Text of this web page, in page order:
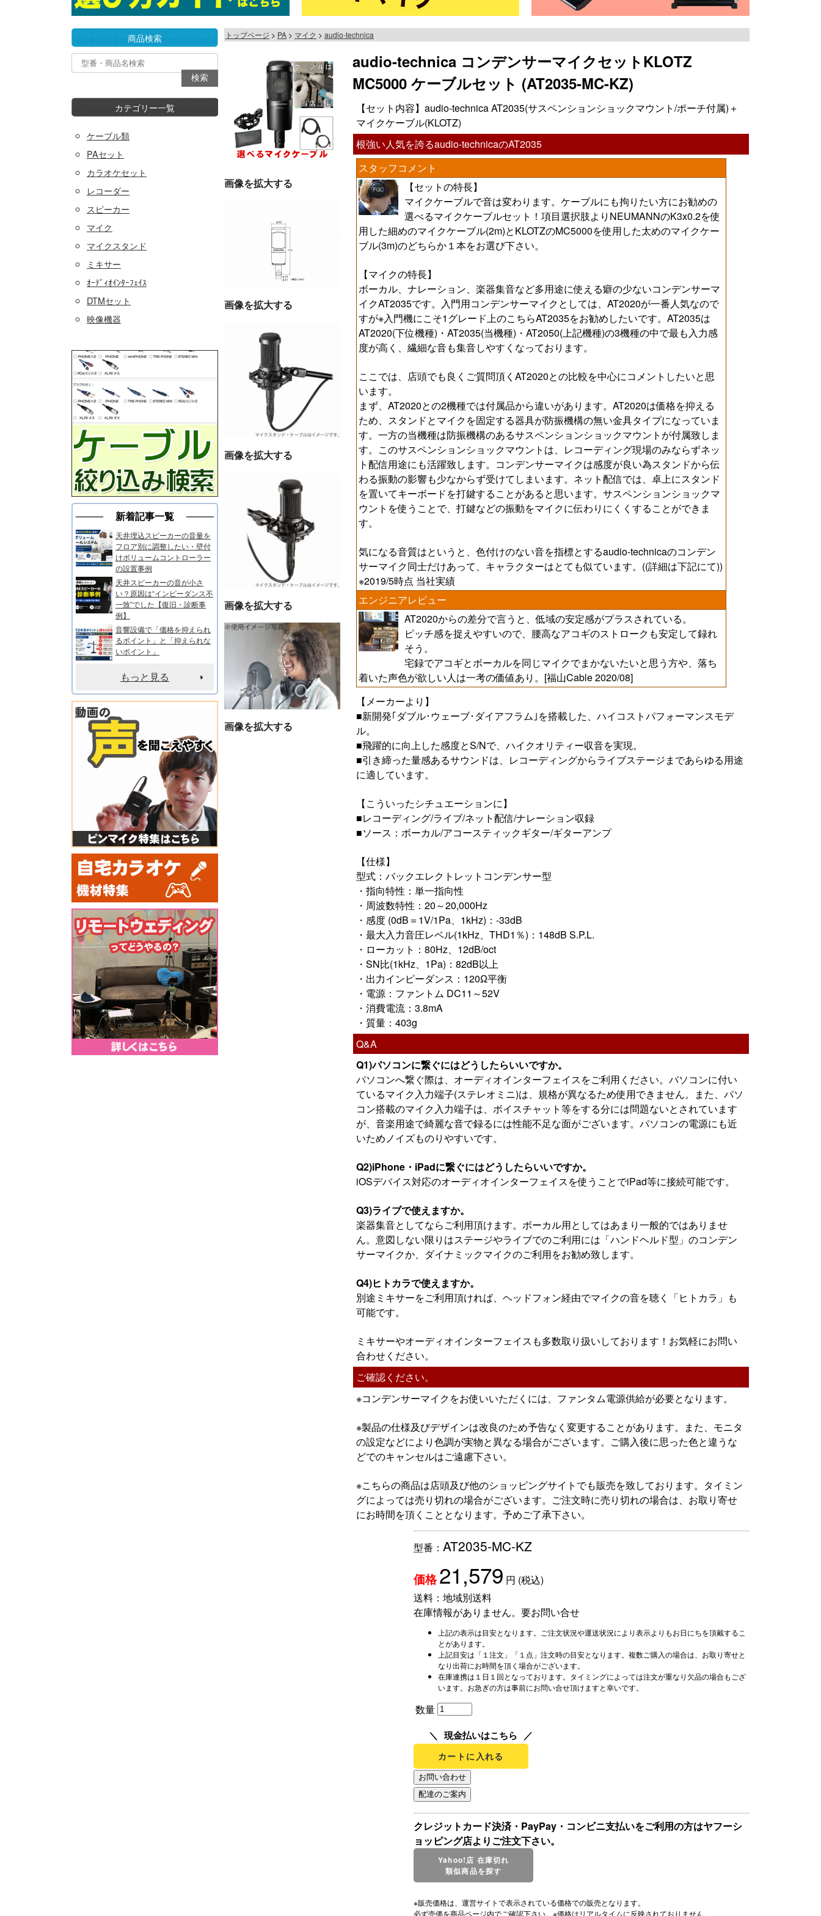
トップページ PA マイク audio-technica
画像を拡大する
画像を拡大する
画像を拡大する
画像を拡大する
画像を拡大する
audio-technica コンデンサーマイクセットKLOTZ
MC5000 ケーブルセット (AT2035-MC-KZ)
【セット内容】audio-technica AT2035(サスペンションショックマウント/ポーチ付属)＋
マイクケーブル(KLOTZ)
根強い人気を誇るaudio-technicaのAT2035
スタッフコメント
【セットの特長】
マイクケーブルで音は変わります。ケーブルにも拘りたい方にお勧めの
選べるマイクケーブルセット！項目選択肢よりNEUMANNのK3x0.2を使
用した細めのマイクケーブル(2m)とKLOTZのMC5000を使用した太めのマイクケー
ブル(3m)のどちらか１本をお選び下さい。
【マイクの特長】
ボーカル、ナレーション、楽器集音など多用途に使える癖の少ないコンデンサーマ
イクAT2035です。入門用コンデンサーマイクとしては、AT2020が一番人気なので
すが※入門機にこそ1グレード上のこちらAT2035をお勧めしたいです。AT2035は
AT2020(下位機種)・AT2035(当機種)・AT2050(上記機種)の3機種の中で最も入力感
度が高く、繊細な音も集音しやすくなっております。
ここでは、店頭でも良くご質問頂くAT2020との比較を中心にコメントしたいと思
います。
まず、AT2020との2機種では付属品から違いがあります。AT2020は価格を抑える
ため、スタンドとマイクを固定する器具が防振機構の無い金具タイプになっていま
す。一方の当機種は防振機構のあるサスペンションショックマウントが付属致しま
す。このサスペンションショックマウントは、レコーディング現場のみならずネッ
ト配信用途にも活躍致します。コンデンサーマイクは感度が良い為スタンドから伝
わる振動の影響も少なからず受けてしまいます。ネット配信では、卓上にスタンド
を置いてキーボードを打鍵することがあると思います。サスペンションショックマ
ウントを使うことで、打鍵などの振動をマイクに伝わりにくくすることができま
す。
気になる音質はというと、色付けのない音を指標とするaudio-technicaのコンデン
サーマイク同士だけあって、キャラクターはとても似ています。((詳細は下記にて))
※2019/5時点 当社実績
エンジニアレビュー
AT2020からの差分で言うと、低域の安定感がプラスされている。
ピッチ感を捉えやすいので、腰高なアコギのストロークも安定して録れ
そう。
宅録でアコギとボーカルを同じマイクでまかないたいと思う方や、落ち
着いた声色が欲しい人は一考の価値あり。[福山Cable 2020/08]
【メーカーより】
■新開発｢ダブル･ウェーブ･ダイアフラム｣を搭載した、ハイコストパフォーマンスモデ
ル。
■飛躍的に向上した感度とS/Nで、ハイクオリティー収音を実現。
■引き締った量感あるサウンドは、レコーディングからライブステージまであらゆる用途
に適しています。
【こういったシチュエーションに】
■レコーディング/ライブ/ネット配信/ナレーション収録
■ソース：ボーカル/アコースティックギター/ギターアンプ
【仕様】
型式：バックエレクトレットコンデンサー型
・指向特性：単一指向性
・周波数特性：20～20,000Hz
・感度 (0dB＝1V/1Pa、1kHz)：-33dB
・最大入力音圧レベル(1kHz、THD1％)：148dB S.P.L.
・ローカット：80Hz、12dB/oct
・SN比(1kHz、1Pa)：82dB以上
・出力インピーダンス：120Ω平衡
・電源：ファントム DC11～52V
・消費電流：3.8mA
・質量：403g
Q&A
Q1)パソコンに繋ぐにはどうしたらいいですか。
パソコンへ繋ぐ際は、オーディオインターフェイスをご利用ください。パソコンに付い
ているマイク入力端子(ステレオミニ)は、規格が異なるため使用できません。また、パソ
コン搭載のマイク入力端子は、ボイスチャット等をする分には問題ないとされています
が、音楽用途で綺麗な音で録るには性能不足な面がございます。パソコンの電源にも近
いためノイズものりやすいです。
Q2)iPhone・iPadに繋ぐにはどうしたらいいですか。
iOSデバイス対応のオーディオインターフェイスを使うことでiPad等に接続可能です。
Q3)ライブで使えますか。
楽器集音としてならご利用頂けます。ボーカル用としてはあまり一般的ではありませ
ん。意図しない限りはステージやライブでのご利用には「ハンドヘルド型」のコンデン
サーマイクか、ダイナミックマイクのご利用をお勧め致します。
Q4)ヒトカラで使えますか。
別途ミキサーをご利用頂ければ、ヘッドフォン経由でマイクの音を聴く「ヒトカラ」も
可能です。
ミキサーやオーディオインターフェイスも多数取り扱いしております！お気軽にお問い
合わせください。
ご確認ください。
※コンデンサーマイクをお使いいただくには、ファンタム電源供給が必要となります。
※製品の仕様及びデザインは改良のため予告なく変更することがあります。また、モニタ
の設定などにより色調が実物と異なる場合がございます。ご購入後に思った色と違うな
どでのキャンセルはご遠慮下さい。
※こちらの商品は店頭及び他のショッピングサイトでも販売を致しております。タイミン
グによっては売り切れの場合がございます。ご注文時に売り切れの場合は、お取り寄せ
にお時間を頂くこととなります。予めご了承下さい。
型番： AT2035-MC-KZ
価格 21,579 円 (税込)
送料： 地域別送料
在庫情報がありません。要お問い合せ
上記の表示は目安となります。ご注文状況や運送状況により表示よりもお日にちを頂戴するこ
とがあります。
上記目安は「１注文」「１点」注文時の目安となります。複数ご購入の場合は、お取り寄せと
なり出荷にお時間を頂く場合がございます。
在庫連携は１日１回となっております。タイミングによっては注文が重なり欠品の場合もござ
います。お急ぎの方は事前にお問い合せ頂けますと幸いです。
数量
現金払いはこちら
カートに入れる
クレジットカード決済・PayPay・コンビニ支払いをご利用の方はヤフーシ
ョッピング店よりご注文下さい。
Yahoo!店 在庫切れ
類似商品を探す
※販売価格は、運営サイトで表示されている価格での販売となります。
必ず売価を商品ページ内でご確認下さい。※価格はリアルタイムに反映されておりません。
商品検索
カテゴリー一覧
ケーブル類
PAセット
カラオケセット
レコーダー
スピーカー
マイク
マイクスタンド
ミキサー
ｵｰﾃﾞｨｵｲﾝﾀｰﾌｪｲｽ
DTMセット
映像機器
新着記事一覧
天井埋込スピーカーの音量を
フロア別に調整したい・壁付
けボリュームコントローラー
の設置事例
天井スピーカーの音が小さ
い？原因は“インピーダンス不
一致”でした【復旧・診断事
例】
音響設備で「価格を抑えられ
るポイント」と「抑えられな
いポイント」
もっと見る